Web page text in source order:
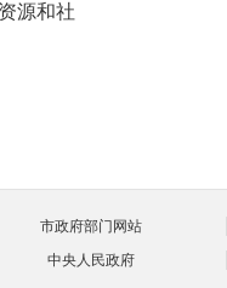
源和社
市政府部门网站
中央人民政府